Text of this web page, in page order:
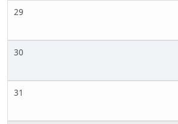
29
30
31